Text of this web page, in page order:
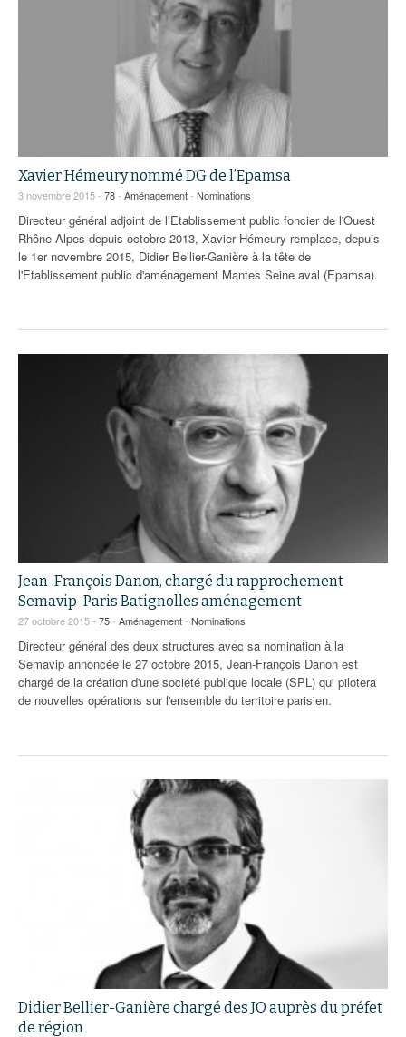
Xavier Hémeury nommé DG de l’Epamsa
3 novembre 2015 - 78- Aménagement- Nominations
Directeur général adjoint de l’Etablissement public foncier de l'Ouest
Rhône-Alpes depuis octobre 2013, Xavier Hémeury remplace, depuis
le 1er novembre 2015, Didier Bellier-Ganière à la tête de
l'Etablissement public d'aménagement Mantes Seine aval (Epamsa).
Jean-François Danon, chargé du rapprochement
Semavip-Paris Batignolles aménagement
27 octobre 2015 - 75- Aménagement- Nominations
Directeur général des deux structures avec sa nomination à la
Semavip annoncée le 27 octobre 2015, Jean-François Danon est
chargé de la création d'une société publique locale (SPL) qui pilotera
de nouvelles opérations sur l'ensemble du territoire parisien.
Didier Bellier-Ganière chargé des JO auprès du préfet
de région